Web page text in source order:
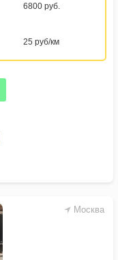
6800 руб.
25 руб/км
Москва